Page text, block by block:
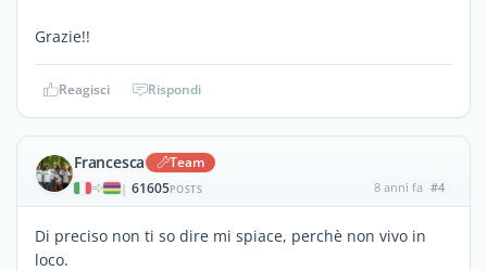
Grazie!!
Reagisci Rispondi
Francesca Team
| 61605POSTS 8 anni fa #4
Di preciso non ti so dire mi spiace, perchè non vivo in
loco.